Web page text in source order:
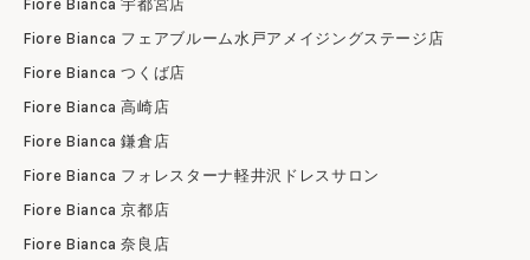
Fiore Bianca 宇都宮店
Fiore Bianca フェアブルーム水戸アメイジングステージ店
Fiore Bianca つくば店
Fiore Bianca 高崎店
Fiore Bianca 鎌倉店
Fiore Bianca フォレスターナ軽井沢ドレスサロン
Fiore Bianca 京都店
Fiore Bianca 奈良店